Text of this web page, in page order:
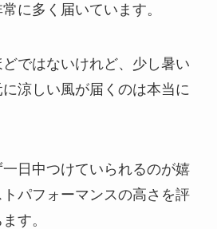
に多く届いています。
ではないけれど、少し暑い
涼しい風が届くのは本当に
一日中つけていられるのが嬉
パフォーマンスの高さを評
す。